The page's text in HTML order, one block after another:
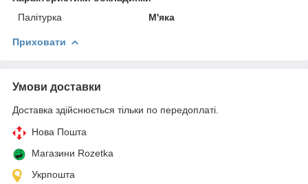
Палітурка
М'яка
Приховати
Умови доставки
Доставка здійснюється тільки по передоплаті.
Нова Пошта
Магазини Rozetka
Укрпошта